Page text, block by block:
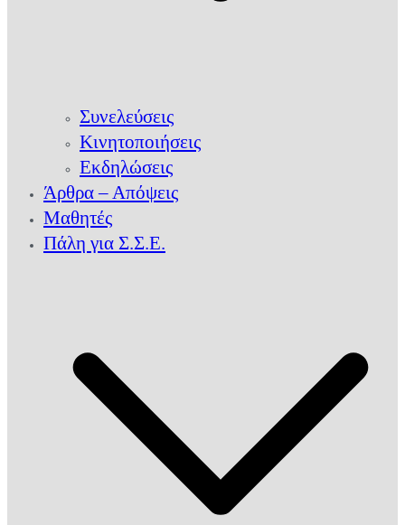
Συνελεύσεις
Κινητοποιήσεις
Εκδηλώσεις
Άρθρα – Απόψεις
Μαθητές
Πάλη για Σ.Σ.Ε.